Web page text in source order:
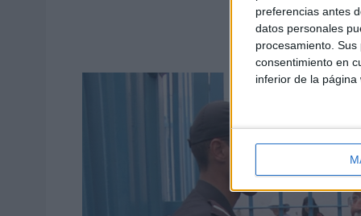
preferencias antes
datos personales
procesamiento.
consentimiento en
inferior de la página